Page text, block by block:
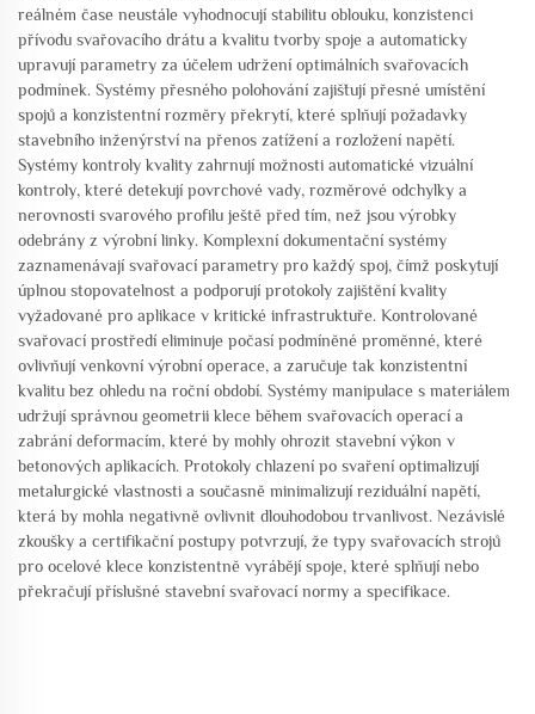
reálném čase neustále vyhodnocují stabilitu oblouku, konzistenci
přívodu svařovacího drátu a kvalitu tvorby spoje a automaticky
upravují parametry za účelem udržení optimálních svařovacích
podmínek. Systémy přesného polohování zajišťují přesné umístění
spojů a konzistentní rozměry překrytí, které splňují požadavky
stavebního inženýrství na přenos zatížení a rozložení napětí.
Systémy kontroly kvality zahrnují možnosti automatické vizuální
kontroly, které detekují povrchové vady, rozměrové odchylky a
nerovnosti svarového profilu ještě před tím, než jsou výrobky
odebrány z výrobní linky. Komplexní dokumentační systémy
zaznamenávají svařovací parametry pro každý spoj, čímž poskytují
úplnou stopovatelnost a podporují protokoly zajištění kvality
vyžadované pro aplikace v kritické infrastruktuře. Kontrolované
svařovací prostředí eliminuje počasí podmíněné proměnné, které
ovlivňují venkovní výrobní operace, a zaručuje tak konzistentní
kvalitu bez ohledu na roční období. Systémy manipulace s materiálem
udržují správnou geometrii klece během svařovacích operací a
zabrání deformacím, které by mohly ohrozit stavební výkon v
betonových aplikacích. Protokoly chlazení po svaření optimalizují
metalurgické vlastnosti a současně minimalizují reziduální napětí,
která by mohla negativně ovlivnit dlouhodobou trvanlivost. Nezávislé
zkoušky a certifikační postupy potvrzují, že typy svařovacích strojů
pro ocelové klece konzistentně vyrábějí spoje, které splňují nebo
překračují příslušné stavební svařovací normy a specifikace.